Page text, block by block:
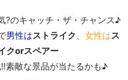
?のキャッチ・ザ・チャンス♪
男性はストライク、 女性はス
クorスペアー
素敵な景品が当たるかも♪